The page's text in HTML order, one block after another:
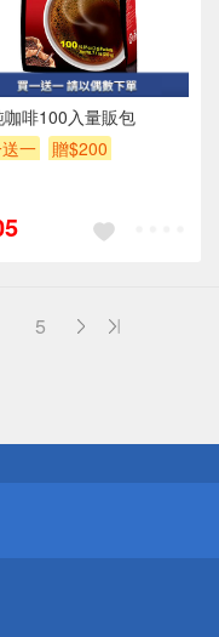
咖啡100入量販包
一
贈$200
5